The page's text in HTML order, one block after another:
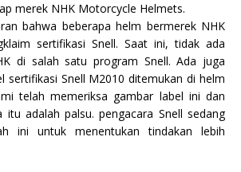
merek NHK Motorcycle Helmets.
bahwa beberapa helm bermerek NHK
sertifikasi Snell. Saat ini, tidak ada
di salah satu program Snell. Ada juga
sertifikasi Snell M2010 ditemukan di helm
telah memeriksa gambar label ini dan
itu adalah palsu. pengacara Snell sedang
ini untuk menentukan tindakan lebih